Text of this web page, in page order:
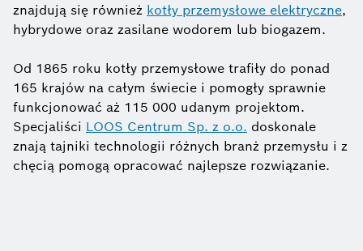
znajdują się również kotły przemysłowe elektryczne,
hybrydowe oraz zasilane wodorem lub biogazem.
Od 1865 roku kotły przemysłowe trafiły do ponad
165 krajów na całym świecie i pomogły sprawnie
funkcjonować aż 115 000 udanym projektom.
Specjaliści LOOS Centrum Sp. z o.o. doskonale
znają tajniki technologii różnych branż przemysłu i z
chęcią pomogą opracować najlepsze rozwiązanie.